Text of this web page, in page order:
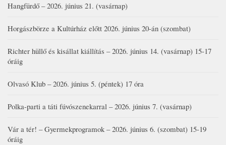
Hangfürdő – 2026. június 21. (vasárnap)
Horgászbörze a Kultúrház előtt 2026. június 20-án (szombat)
Richter hüllő és kisállat kiállítás – 2026. június 14. (vasárnap) 15-17
óráig
Olvasó Klub – 2026. június 5. (péntek) 17 óra
Polka-parti a táti fúvószenekarral – 2026. június 7. (vasárnap)
Vár a tér! – Gyermekprogramok – 2026. június 6. (szombat) 15-19
óráig